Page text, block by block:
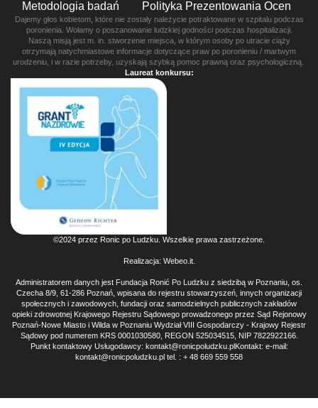
Metodologia badań
Polityka Prezentowania Ocen
Dajemy głos kobietom, które nie zostały należycie potraktowane w szpitalu podczas
poronienia. Wołamy o poszanowanie ludzkiej godności podczas hospitalizacji.
Naszą misją jest m. in. stworzenie miejsca, w którym osoby po utracie ciąży
otrzymają natychmiastowe informacje dotyczące praw po poronieniu / martwym
urodzeniu, i w razie potrzeby, uzyskają szybką pomoc prawną oraz psychologiczną.
Laureat konkursu:
©2024 przez Ronic po Ludzku. Wszelkie prawa zastrzeżone.
Realizacja: Webeo.it.
Administratorem danych jest Fundacja Ronić Po Ludzku z siedzibą w Poznaniu, os.
Czecha 8/9, 61-286 Poznań, wpisana do rejestru stowarzyszeń, innych organizacji
społecznych i zawodowych, fundacji oraz samodzielnych publicznych zakładów
opieki zdrowotnej Krajowego Rejestru Sądowego prowadzonego przez Sąd Rejonowy
Poznań-Nowe Miasto i Wilda w Poznaniu Wydział VIII Gospodarczy - Krajowy Rejestr
Sądowy pod numerem KRS 0001030580, REGON 525034515, NIP 7822922166.
Punkt kontaktowy Usługodawcy: kontakt@ronicpoludzku.plKontakt: e-mail:
kontakt@ronicpoludzku.pl tel. : + 48 669 559 558